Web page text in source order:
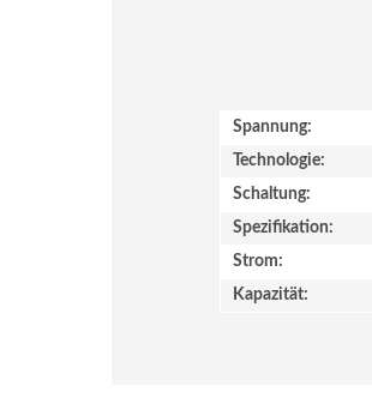
Spannung:
Technologie:
Schaltung:
Spezifikation:
Strom:
Kapazität: